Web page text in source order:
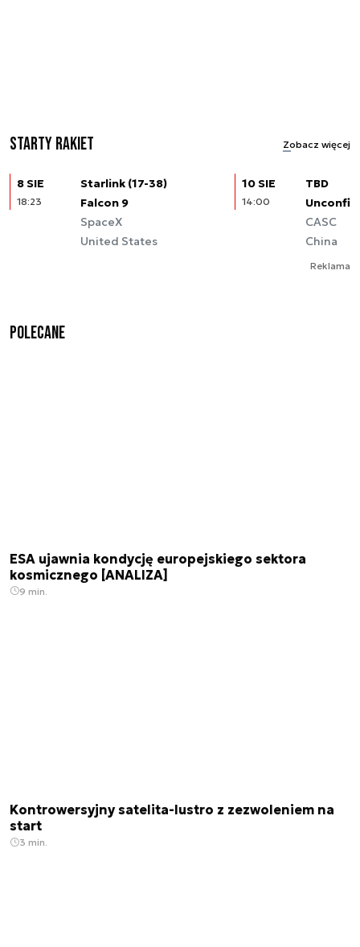
Starty rakiet Zobacz więcej
8 SIE
18:23
Starlink (17-38)
Falcon 9
SpaceX
United States
10 SIE
14:00
TBD
CASC
China
Reklama
Polecane
ESA ujawnia kondycję europejskiego sektora
kosmicznego [ANALIZA]
9 min.
Kontrowersyjny satelita-lustro z zezwoleniem na
start
3 min.